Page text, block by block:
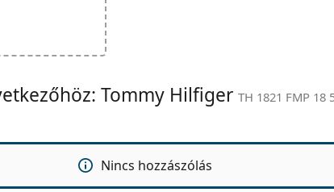
Tommy Hilfiger TH 1821 FMP 18
Nincs hozzászólás